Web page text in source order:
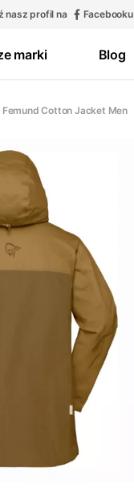
nasz profil na Facebooku
marki Blog
Femund Cotton Jacket Men